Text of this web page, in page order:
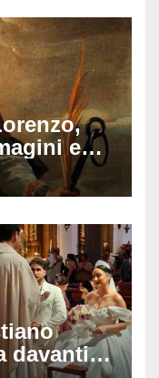
e
davanti